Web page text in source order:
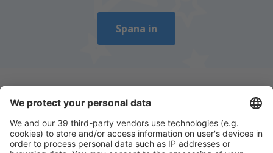
Spana in